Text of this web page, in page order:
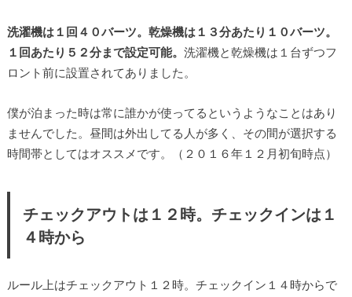
洗濯機は１回４０バーツ。乾燥機は１３分あたり１０バーツ。
１回あたり５２分まで設定可能。 洗濯機と乾燥機は１台ずつフ
ロント前に設置されてありました。
僕が泊まった時は常に誰かが使ってるというようなことはあり
ませんでした。昼間は外出してる人が多く、その間が選択する
時間帯としてはオススメです。（２０１６年１２月初旬時点）
チェックアウトは１２時。チェックインは１
４時から
ルール上はチェックアウト１２時。チェックイン１４時からで